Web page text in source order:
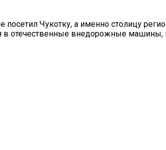
Чукотку, а именно столицу
в отечественные внедорожные